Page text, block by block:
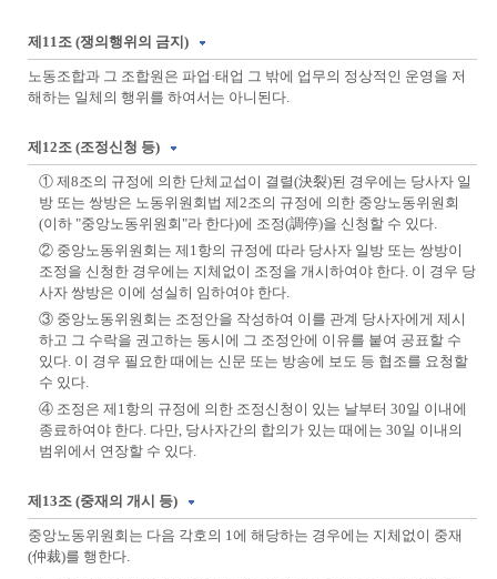
제11조 (쟁의행위의 금지)
노동조합과 그 조합원은 파업·태업 그 밖에 업무의 정상적인 운영을 저
해하는 일체의 행위를 하여서는 아니된다.
제12조 (조정신청 등)
① 제8조의 규정에 의한 단체교섭이 결렬(決裂)된 경우에는 당사자 일
방 또는 쌍방은 노동위원회법 제2조의 규정에 의한 중앙노동위원회
(이하 "중앙노동위원회"라 한다)에 조정(調停)을 신청할 수 있다.
② 중앙노동위원회는 제1항의 규정에 따라 당사자 일방 또는 쌍방이
조정을 신청한 경우에는 지체없이 조정을 개시하여야 한다. 이 경우 당
사자 쌍방은 이에 성실히 임하여야 한다.
③ 중앙노동위원회는 조정안을 작성하여 이를 관계 당사자에게 제시
하고 그 수락을 권고하는 동시에 그 조정안에 이유를 붙여 공표할 수
있다. 이 경우 필요한 때에는 신문 또는 방송에 보도 등 협조를 요청할
수 있다.
④ 조정은 제1항의 규정에 의한 조정신청이 있는 날부터 30일 이내에
종료하여야 한다. 다만, 당사자간의 합의가 있는 때에는 30일 이내의
범위에서 연장할 수 있다.
제13조 (중재의 개시 등)
중앙노동위원회는 다음 각호의 1에 해당하는 경우에는 지체없이 중재
(仲裁)를 행한다.